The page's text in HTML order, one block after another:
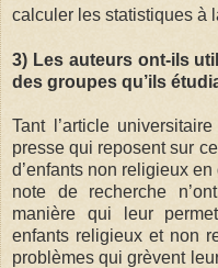
calculer les statistiques à
3) Les auteurs ont-ils
des groupes qu’ils
Tant l’article
presse qui reposent sur
d’enfants non religieux
note de recherche
manière qui leur
enfants religieux et non
problèmes qui grèvent